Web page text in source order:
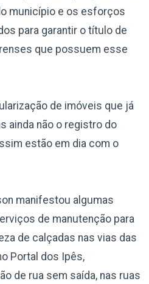
município e os esforços
para garantir o título de
que possuem esse
de imóveis que já
ainda não o registro do
estão em dia com o
manifestou algumas
de manutenção para
de calçadas nas vias das
Portal dos Ipês,
de rua sem saída, nas ruas